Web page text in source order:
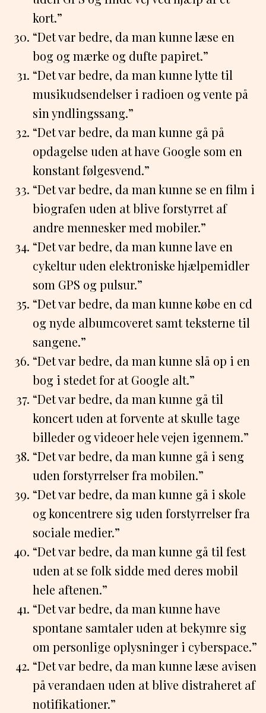
kort.”
“Det var bedre, da man kunne læse en
bog og mærke og dufte papiret.”
“Det var bedre, da man kunne lytte til
musikudsendelser i radioen og vente på
sin yndlingssang.”
“Det var bedre, da man kunne gå på
opdagelse uden at have Google som en
konstant følgesvend.”
“Det var bedre, da man kunne se en film i
biografen uden at blive forstyrret af
andre mennesker med mobiler.”
“Det var bedre, da man kunne lave en
cykeltur uden elektroniske hjælpemidler
som GPS og pulsur.”
“Det var bedre, da man kunne købe en cd
og nyde albumcoveret samt teksterne til
sangene.”
“Det var bedre, da man kunne slå op i en
bog i stedet for at Google alt.”
“Det var bedre, da man kunne gå til
koncert uden at forvente at skulle tage
billeder og videoer hele vejen igennem.”
“Det var bedre, da man kunne gå i seng
uden forstyrrelser fra mobilen.”
“Det var bedre, da man kunne gå i skole
og koncentrere sig uden forstyrrelser fra
sociale medier.”
“Det var bedre, da man kunne gå til fest
uden at se folk sidde med deres mobil
hele aftenen.”
“Det var bedre, da man kunne have
spontane samtaler uden at bekymre sig
om personlige oplysninger i cyberspace.”
“Det var bedre, da man kunne læse avisen
på verandaen uden at blive distraheret af
notifikationer.”